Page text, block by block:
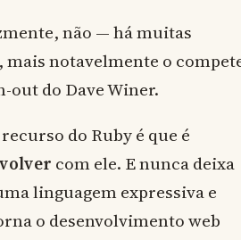
não — há muitas
mais notavelmente o
out do Dave Winer.
do Ruby é que é
com ele. E nunca deixa
linguagem expressiva e
o desenvolvimento web